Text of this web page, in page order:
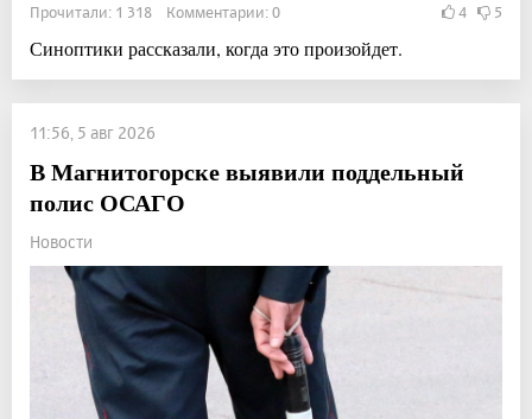
Прочитали: 1 318 Комментарии: 0 4 5
Синоптики рассказали, когда это произойдет.
11:56, 5 авг 2026
В Магнитогорске выявили поддельный
полис ОСАГО
Новости